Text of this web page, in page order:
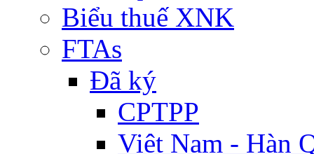
Biểu thuế XNK
FTAs
Đã ký
CPTPP
Việt Nam - Hàn